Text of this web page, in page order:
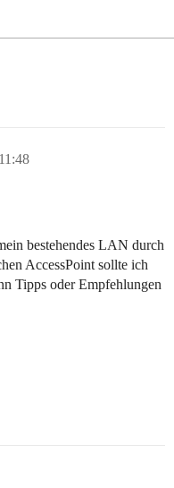
bestehendes LAN durch
AccessPoint sollte ich
Tipps oder Empfehlungen